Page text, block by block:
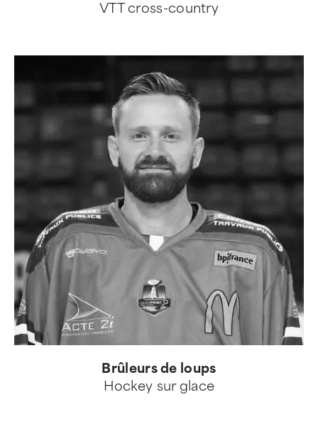
VTT cross-country
Brûleurs de loups
Hockey sur glace